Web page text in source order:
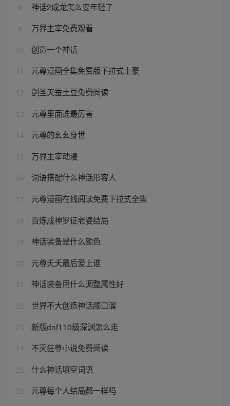
8 神话2成龙怎么变年轻了
9 万界主宰免费观看
10 创造一个神话
元尊漫画全集免费版下拉式土豪
12 剑圣天蚕土豆免费阅读
13 元尊里面谁最厉害
14 元尊的幺幺身世
15 万界主宰动漫
16 词语搭配什么神话形容人
17 元尊漫画在线阅读免费下拉式全集
18 百炼成神罗征老婆结局
19 神话装备是什么颜色
20 元尊夭夭最后爱上谁
21 神话装备用什么调整属性好
22 世界不大创造神话顺口溜
23 新版dnf110级深渊怎么走
24 不灭狂尊小说免费阅读
25 什么神话填空词语
26
元尊每个人结局都一样吗